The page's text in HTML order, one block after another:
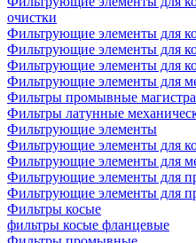
очистки
Фильтрующие элементы для
Фильтрующие элементы для
Фильтрующие элементы для
Фильтрующие элементы для
Фильтры промывные
Фильтры латунные
Фильтрующие элементы
Фильтрующие элементы для
Фильтрующие элементы для
Фильтрующие элементы для
Фильтрующие элементы для
Фильтры косые
фильтры косые фланцевые